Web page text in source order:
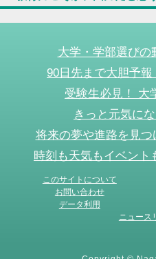
大学・学部選びの
90日先まで大胆予
受験生必見！ 大
きっと元気に
将来の夢や進路を見
時刻も天気もイベント
このサイトについて
お問い合わせ
データ利用
ニュース